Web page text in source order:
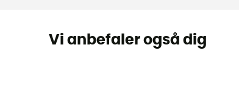
Vi anbefaler også dig